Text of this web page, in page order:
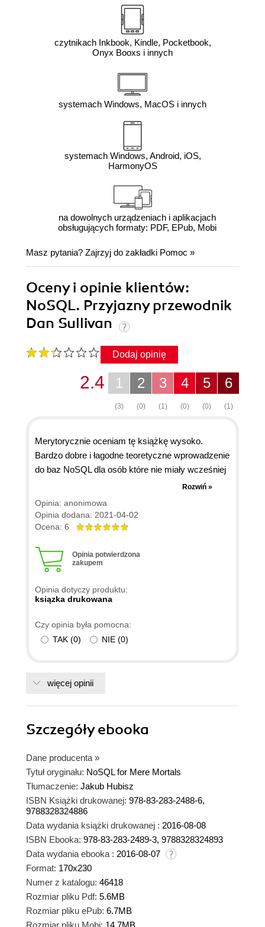
czytnikach Inkbook, Kindle, Pocketbook,
Onyx Booxs i innych
systemach Windows, MacOS i innych
systemach Windows, Android, iOS,
HarmonyOS
na dowolnych urządzeniach i aplikacjach
obsługujących formaty: PDF, EPub, Mobi
Masz pytania? Zajrzyj do zakładki Pomoc »
Oceny i opinie klientów:
NoSQL. Przyjazny przewodnik
Dan Sullivan
Dodaj opinię
6
(1)
5
(0)
4
(0)
3
(1)
2
(0)
1
(3)
2.4
Merytorycznie oceniam tę książkę wysoko.
Bardzo dobre i łagodne teoretyczne wprowadzenie
do baz NoSQL dla osób które nie miały wcześniej
do czynienia z bazami nierelacyjnymi. Książka
przedstawia raczej tylko ogólne koncepcje i
założenia stojące u podstaw tego typu baz, nie
skupia się na żadnym konkretnym systemie baz
zaletą a nie wadą. Od praktycznych zastosowań
konkretnych baz są inne książki. Ta, to solidne
zrozumieć motywacje do zastosowania baz
tłumaczenie z angielskiego na polski, to moim
zdaniem też jest ok. Spotkałem znacznie gorsze
Rozwiń »
Opinia: anonimowa
Opinia dodana: 2021-04-02
Ocena: 6
Opinia potwierdzona
zakupem
Opinia dotyczy produktu:
ksiązka drukowana
Czy opinia była pomocna:
TAK (0) NIE (0)
więcej opinii
Szczegółyebooka
Dane producenta »
Tytuł oryginału: NoSQL for Mere Mortals
Tłumaczenie: Jakub Hubisz
ISBN Książki drukowanej: 978-83-283-2488-6,
9788328324886
Data wydania książki drukowanej : 2016-08-08
ISBN Ebooka: 978-83-283-2489-3, 9788328324893
Data wydania ebooka : 2016-08-07
Format: 170x230
Numer z katalogu: 46418
Rozmiar pliku Pdf: 5.6MB
Rozmiar pliku ePub: 6.7MB